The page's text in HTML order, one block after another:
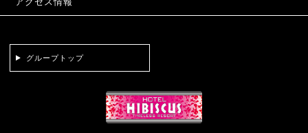
グループトップ